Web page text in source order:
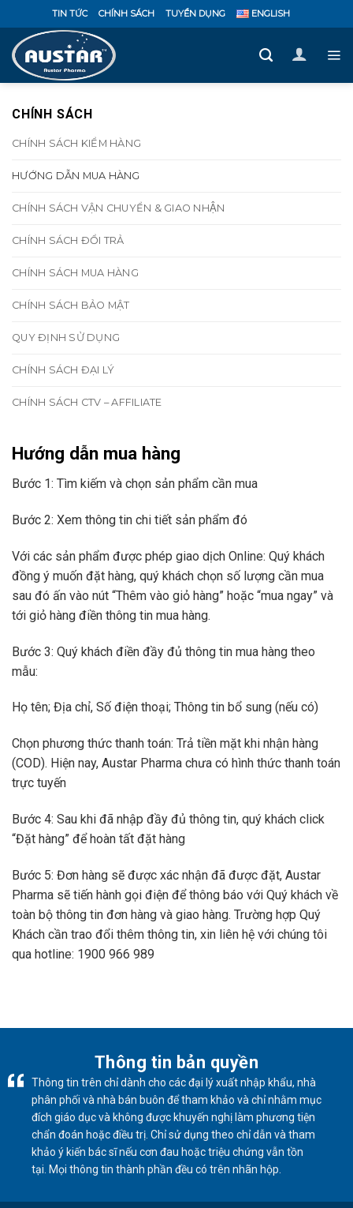
qua
nội
dung
TIN TỨC CHÍNH SÁCH TUYỂN DỤNG ENGLISH
CHÍNH SÁCH
CHÍNH SÁCH KIỂM HÀNG
HƯỚNG DẪN MUA HÀNG
CHÍNH SÁCH VẬN CHUYỂN & GIAO NHẬN
CHÍNH SÁCH ĐỔI TRẢ
CHÍNH SÁCH MUA HÀNG
CHÍNH SÁCH BẢO MẬT
QUY ĐỊNH SỬ DỤNG
CHÍNH SÁCH ĐẠI LÝ
CHÍNH SÁCH CTV – AFFILIATE
Hướng dẫn mua hàng
Bước 1: Tìm kiếm và chọn sản phẩm cần mua
Bước 2: Xem thông tin chi tiết sản phẩm đó
Với các sản phẩm được phép giao dịch Online: Quý khách
đồng ý muốn đặt hàng, quý khách chọn số lượng cần mua
sau đó ấn vào nút “Thêm vào giỏ hàng” hoặc “mua ngay” và
tới giỏ hàng điền thông tin mua hàng.
Bước 3: Quý khách điền đầy đủ thông tin mua hàng theo
mẫu:
Họ tên; Địa chỉ, Số điện thoại; Thông tin bổ sung (nếu có)
Chọn phương thức thanh toán: Trả tiền mặt khi nhận hàng
(COD). Hiện nay, Austar Pharma chưa có hình thức thanh toán
trực tuyến
Bước 4: Sau khi đã nhập đầy đủ thông tin, quý khách click
“Đặt hàng” để hoàn tất đặt hàng
Bước 5: Đơn hàng sẽ được xác nhận đã được đặt, Austar
Pharma sẽ tiến hành gọi điện để thông báo với Quý khách về
toàn bộ thông tin đơn hàng và giao hàng. Trường hợp Quý
Khách cần trao đổi thêm thông tin, xin liên hệ với chúng tôi
qua hotline: 1900 966 989
Thông tin bản quyền
Thông tin trên chỉ dành cho các đại lý xuất nhập khẩu, nhà
phân phối và nhà bán buôn để tham khảo và chỉ nhằm mục
đích giáo dục và không được khuyến nghị làm phương tiện
chẩn đoán hoặc điều trị. Chỉ sử dụng theo chỉ dẫn và tham
khảo ý kiến ​​bác sĩ nếu cơn đau hoặc triệu chứng vẫn tồn
tại. Mọi thông tin thành phần đều có trên nhãn hộp.